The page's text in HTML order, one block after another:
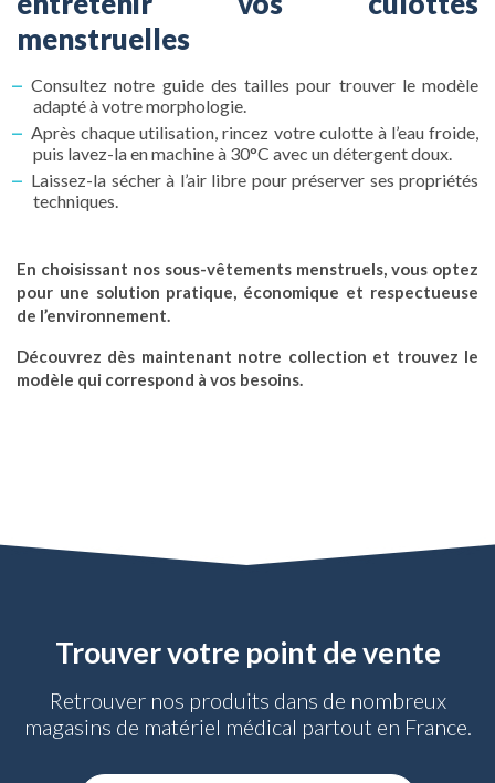
menstruelles
Consultez notre guide des tailles pour trouver le modèle
adapté à votre morphologie.
Après chaque utilisation, rincez votre culotte à l’eau froide,
puis lavez-la en machine à 30°C avec un détergent doux.
Laissez-la sécher à l’air libre pour préserver ses propriétés
techniques.
En choisissant nos sous-vêtements menstruels, vous optez
pour une solution pratique, économique et respectueuse
de l’environnement.
Découvrez dès maintenant notre collection et trouvez le
modèle qui correspond à vos besoins.
Trouver votre point de vente
Retrouver nos produits dans de nombreux
magasins de matériel médical partout en France.